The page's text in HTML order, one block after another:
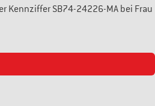
SB74-24226-MA bei Frau